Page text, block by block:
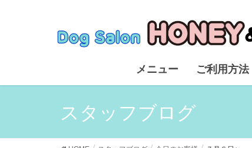
メニュー ご利用方法
スタッフブログ